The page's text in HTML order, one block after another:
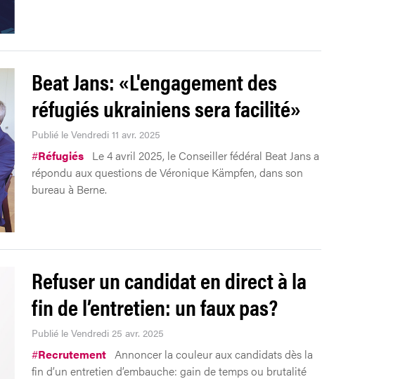
Beat Jans: «L'engagement des
réfugiés ukrainiens sera facilité»
Publié le Vendredi 11 avr. 2025
#Réfugiés Le 4 avril 2025, le Conseiller fédéral Beat Jans a
répondu aux questions de Véronique Kämpfen, dans son
bureau à Berne.
Refuser un candidat en direct à la
fin de l’entretien: un faux pas?
Publié le Vendredi 25 avr. 2025
#Recrutement Annoncer la couleur aux candidats dès la
fin d’un entretien d’embauche: gain de temps ou brutalité